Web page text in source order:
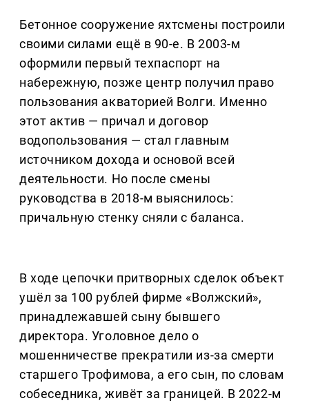
Бетонное сооружение яхтсмены построили
своими силами ещё в 90-е. В 2003-м
оформили первый техпаспорт на
набережную, позже центр получил право
пользования акваторией Волги. Именно
этот актив — причал и договор
водопользования — стал главным
источником дохода и основой всей
деятельности. Но после смены
руководства в 2018-м выяснилось:
причальную стенку сняли с баланса.
В ходе цепочки притворных сделок объект
ушёл за 100 рублей фирме «Волжский»,
принадлежавшей сыну бывшего
директора. Уголовное дело о
мошенничестве прекратили из-за смерти
старшего Трофимова, а его сын, по словам
собеседника, живёт за границей. В 2022-м